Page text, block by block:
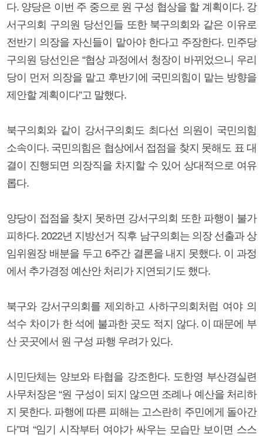
다. 양당은 이번 주 중으로 원 구성 협상을 할 계획이다. 강
서구의회 구의원 당선인들 또한 북구의회와 같은 이유로
전반기 의장을 자신들이 맡아야 한다고 주장한다. 민주당
구의원 당선인은 “협상 과정에서 청장이 바뀌었으니 우리
당이 먼저 의장을 맡고 후반기에 국민의힘이 맡는 방향을
제안할 계획이다”고 말했다.
북구의회와 같이 강서구의회도 최다선 의원이 국민의힘
소속이다. 국민의힘은 협상에서 접점을 찾지 못해도 표 대
결이 진행되면 의장직을 차지할 수 있어 상대적으로 여유
롭다.
양당이 접점을 찾지 못하면 강서구의회 또한 파행이 불가
피하다. 2022년 지방선거 직후 남구의회는 의장 선출과 상
임위원장 배분을 두고 6주간 결론을 내지 못했다. 이 과정
에서 추가경정 예산안 처리가 지연되기도 했다.
북구와 강서구의회를 제외하고 사하구의회처럼 여야 의
석수 차이가 한 석에 불과한 곳도 적지 않다. 이 때문에 부
산 곳곳에서 원 구성 파행 우려가 있다.
시민단체는 양보와 타협을 강조한다. 도한영 부산경실련
사무처장은 “원 구성이 되지 않으면 조례나 예산을 처리하
지 못한다. 파행에 따른 피해는 고스란히 주민에게 돌아간
다”며 “임기 시작부터 여야가 싸우는 모습만 보이면 스스